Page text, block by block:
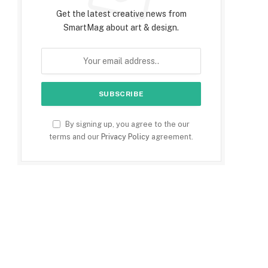
Get the latest creative news from
SmartMag about art & design.
By signing up, you agree to the our
terms and our Privacy Policy agreement.